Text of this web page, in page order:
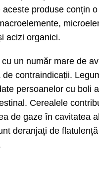
aceste produse conțin
acizi organici.
un număr mare de
de contraindicații.
persoanelor cu boli
Cerealele
de gaze în cavitatea
deranjați de